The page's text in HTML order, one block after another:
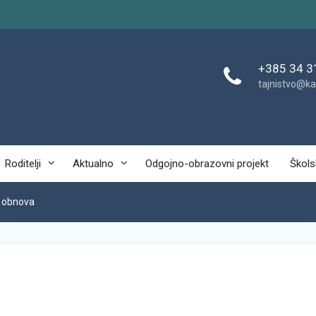
+385 34
Roditelji Aktualno Odgojno-obrazovni projekt